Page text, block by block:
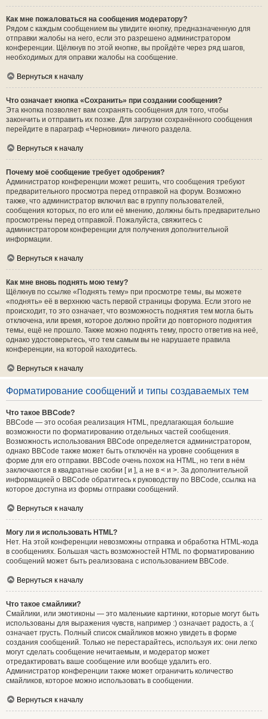
Как мне пожаловаться на сообщения модератору?
Рядом с каждым сообщением вы увидите кнопку, предназначенную для
отправки жалобы на него, если это разрешено администратором
конференции. Щёлкнув по этой кнопке, вы пройдёте через ряд шагов,
необходимых для оправки жалобы на сообщение.
Вернуться к началу
Что означает кнопка «Сохранить» при создании сообщения?
Эта кнопка позволяет вам сохранять сообщения для того, чтобы
закончить и отправить их позже. Для загрузки сохранённого сообщения
перейдите в параграф «Черновики» личного раздела.
Вернуться к началу
Почему моё сообщение требует одобрения?
Администратор конференции может решить, что сообщения требуют
предварительного просмотра перед отправкой на форум. Возможно
также, что администратор включил вас в группу пользователей,
сообщения которых, по его или её мнению, должны быть предварительно
просмотрены перед отправкой. Пожалуйста, свяжитесь с
администратором конференции для получения дополнительной
информации.
Вернуться к началу
Как мне вновь поднять мою тему?
Щёлкнув по ссылке «Поднять тему» при просмотре темы, вы можете
«поднять» её в верхнюю часть первой страницы форума. Если этого не
происходит, то это означает, что возможность поднятия тем могла быть
отключена, или время, которое должно пройти до повторного поднятия
темы, ещё не прошло. Также можно поднять тему, просто ответив на неё,
однако удостоверьтесь, что тем самым вы не нарушаете правила
конференции, на которой находитесь.
Вернуться к началу
Форматирование сообщений и типы создаваемых тем
Что такое BBCode?
BBCode — это особая реализация HTML, предлагающая большие
возможности по форматированию отдельных частей сообщения.
Возможность использования BBCode определяется администратором,
однако BBCode также может быть отключён на уровне сообщения в
форме для его отправки. BBCode очень похож на HTML, но теги в нём
заключаются в квадратные скобки [ и ], а не в < и >. За дополнительной
информацией о BBCode обратитесь к руководству по BBCode, ссылка на
которое доступна из формы отправки сообщений.
Вернуться к началу
Могу ли я использовать HTML?
Нет. На этой конференции невозможны отправка и обработка HTML-кода
в сообщениях. Большая часть возможностей HTML по форматированию
сообщений может быть реализована с использованием BBCode.
Вернуться к началу
Что такое смайлики?
Смайлики, или эмотиконы — это маленькие картинки, которые могут быть
использованы для выражения чувств, например :) означает радость, а :(
означает грусть. Полный список смайликов можно увидеть в форме
создания сообщений. Только не перестарайтесь, используя их: они легко
могут сделать сообщение нечитаемым, и модератор может
отредактировать ваше сообщение или вообще удалить его.
Администратор конференции также может ограничить количество
смайликов, которое можно использовать в сообщении.
Вернуться к началу